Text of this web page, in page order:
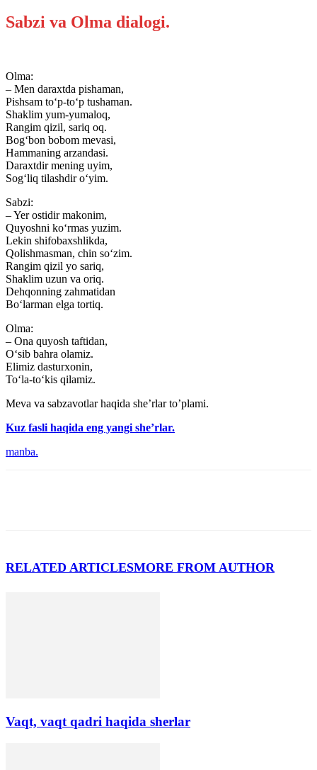
Sabzi va Olma dialogi.
Olma:
– Men daraxtda pishaman,
Pishsam to‘p-to‘p tushaman.
Shaklim yum-yumaloq,
Rangim qizil, sariq oq.
Bog‘bon bobom mevasi,
Hammaning arzandasi.
Daraxtdir mening uyim,
Sog‘liq tilashdir o‘yim.
Sabzi:
– Yer ostidir makonim,
Quyoshni ko‘rmas yuzim.
Lekin shifobaxshlikda,
Qolishmasman, chin so‘zim.
Rangim qizil yo sariq,
Shaklim uzun va oriq.
Dehqonning zahmatidan
Bo‘larman elga tortiq.
Olma:
– Ona quyosh taftidan,
O‘sib bahra olamiz.
Elimiz dasturxonin,
To‘la-to‘kis qilamiz.
Meva va sabzavotlar haqida she’rlar to’plami.
Kuz fasli haqida eng yangi she’rlar.
manba.
RELATED ARTICLESMORE FROM AUTHOR
Vaqt, vaqt qadri haqida sherlar